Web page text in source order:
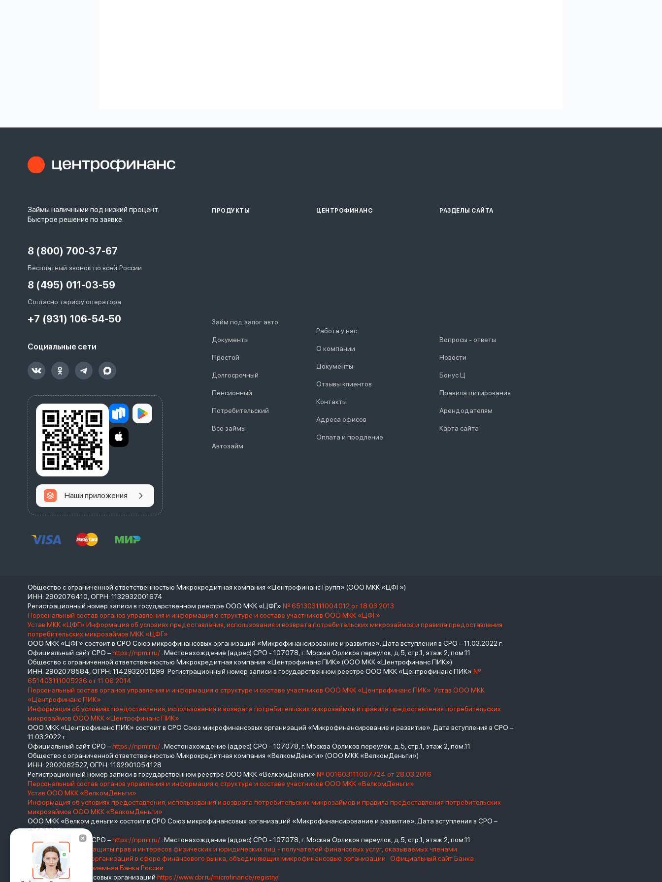
Займы наличными под низкий процент.
Быстрое решение по заявке.
8 (800) 700-37-67
Бесплатный звонок по всей России
8 (495) 011-03-59
Согласно тарифу оператора
+7 (931) 106-54-50
Социальные сети
Наши приложения
ПРОДУКТЫ
Займ под залог авто
Документы
Простой
Долгосрочный
Пенсионный
Потребительский
Все займы
Автозайм
ЦЕНТРОФИНАНС
Работа у нас
О компании
Документы
Отзывы клиентов
Контакты
Адреса офисов
Оплата и продление
РАЗДЕЛЫ САЙТА
Вопросы - ответы
Новости
Бонус Ц
Правила цитирования
Арендодателям
Карта сайта
Общество с ограниченной ответственностью Микрокредитная компания «Центрофинанс Групп» (ООО МКК «ЦФГ»)
ИНН: 2902076410, ОГРН: 1132932001674
Регистрационный номер записи в государственном реестре ООО МКК «ЦФГ» № 651303111004012 от 18.03.2013
Персональный состав органов управления и информация о структуре и составе участников ООО МКК «ЦФГ»
Устав МКК «ЦФГ» Информация об условиях предоставления, использования и возврата потребительских микрозаймов и правила предоставления
потребительских микрозаймов МКК «ЦФГ»
ООО МКК «ЦФГ» состоит в СРО Союз микрофинансовых организаций «Микрофинансирование и развитие». Дата вступления в СРО – 11.03.2022 г.
Официальный сайт СРО –https://npmir.ru/ . Местонахождение (адрес) СРО - 107078, г. Москва Орликов переулок, д.5, стр.1, этаж 2, пом.11
Общество с ограниченной ответственностью Микрокредитная компания «Центрофинанс ПИК» (ООО МКК «Центрофинанс ПИК»)
ИНН: 2902078584, ОГРН: 1142932001299 Регистрационный номер записи в государственном реестре ООО МКК «Центрофинанс ПИК» №
651403111005236 от 11.06.2014
Персональный состав органов управления и информация о структуре и составе участников ООО МКК «Центрофинанс ПИК» Устав ООО МКК
«Центрофинанс ПИК»
Информация об условиях предоставления, использования и возврата потребительских микрозаймов и правила предоставления потребительских
микрозаймов ООО МКК «Центрофинанс ПИК»
ООО МКК «Центрофинанс ПИК» состоит в СРО Союз микрофинансовых организаций «Микрофинансирование и развитие». Дата вступления в СРО –
11.03.2022 г.
Официальный сайт СРО –https://npmir.ru/ . Местонахождение (адрес) СРО - 107078, г. Москва Орликов переулок, д.5, стр.1, этаж 2, пом.11
Общество с ограниченной ответственностью Микрокредитная компания «ВелкомДеньги» (ООО МКК «ВелкомДеньги»)
ИНН: 2902082527, ОГРН: 1162901054128
Регистрационный номер записи в государственном реестре ООО МКК «ВелкомДеньги» № 001603111007724 от 28.03.2016
Персональный состав органов управления и информация о структуре и составе участников ООО МКК «ВелкомДеньги»
Устав ООО МКК «ВелкомДеньги»
Информация об условиях предоставления, использования и возврата потребительских микрозаймов и правила предоставления потребительских
микрозаймов ООО МКК «ВелкомДеньги»
ООО МКК «Велком деньги» состоит в СРО Союз микрофинансовых организаций «Микрофинансирование и развитие». Дата вступления в СРО –
11.03.2022 г.
Официальный сайт СРО –https://npmir.ru/ . Местонахождение (адрес) СРО - 107078, г. Москва Орликов переулок, д.5, стр.1, этаж 2, пом.11
Базовый стандарт защиты прав и интересов физических и юридических лиц - получателей финансовых услуг, оказываемых членами
саморегулируемых организаций в сфере финансового рынка, объединяющих микрофинансовые организации
Официальный сайт Банка
РоссииИнтернет-приемная Банка России
Реестр микрофинансовых организаций https://www.cbr.ru/microfinance/registry/